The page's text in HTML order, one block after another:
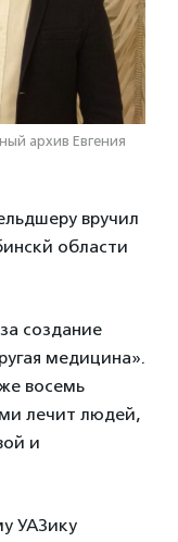
архив Евгения
вручил
области
создание
медицина».
восемь
лечит людей,
и
УАЗику